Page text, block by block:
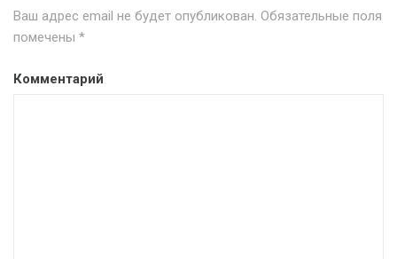
Ваш адрес email не будет опубликован. Обязательные поля
помечены *
Комментарий